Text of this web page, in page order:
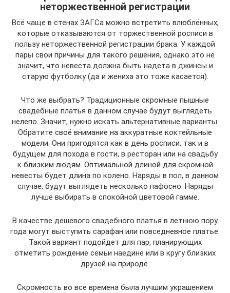
неторжественной регистрации
Всё чаще в стенах ЗАГСа можно встретить влюблённых,
которые отказываются от торжественной росписи в
пользу неторжественной регистрации брака. У каждой
пары свои причины для такого решения, однако это не
значит, что невеста должна быть надета в джинсы и
старую футболку (да и жениха это тоже касается).
Что же выбрать? Традиционные скромные пышные
свадебные платья в данном случае будут выглядеть
нелепо. Значит, нужно искать альтернативные варианты.
Обратите своё внимание на аккуратные коктейльные
модели. Они пригодятся как в день росписи, так и в
будущем для похода в гости, в ресторан или на свадьбу
к близким людям. Оптимальной длиной для скромной
невесты будет длина по колено. Наряды в пол, в данном
случае, будут выглядеть несколько пафосно. Наряды
лучше выбирать в спокойной цветовой гамме.
В качестве дешевого свадебного платья в летнюю пору
года могут выступить сарафан или повседневное платье.
Такой вариант подойдет для пар, планирующих
отметить рождение семьи наедине или в кругу близких
друзей на природе.
Скромность во все времена была лучшим украшением